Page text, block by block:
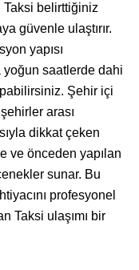
Taksi belirttiğiniz
güvenle ulaştırır.
yapısı
saatlerde dahi
Şehir içi
arası
dikkat çeken
ve önceden yapılan
sunar. Bu
profesyonel
Taksi ulaşımı bir